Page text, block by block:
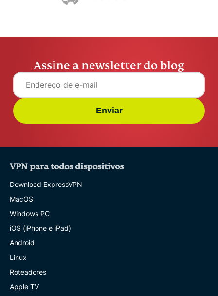
Assine a newsletter do blog
Enviar
VPN para todos dispositivos
Download ExpressVPN
MacOS
Windows PC
iOS (iPhone e iPad)
Android
Linux
Roteadores
Apple TV